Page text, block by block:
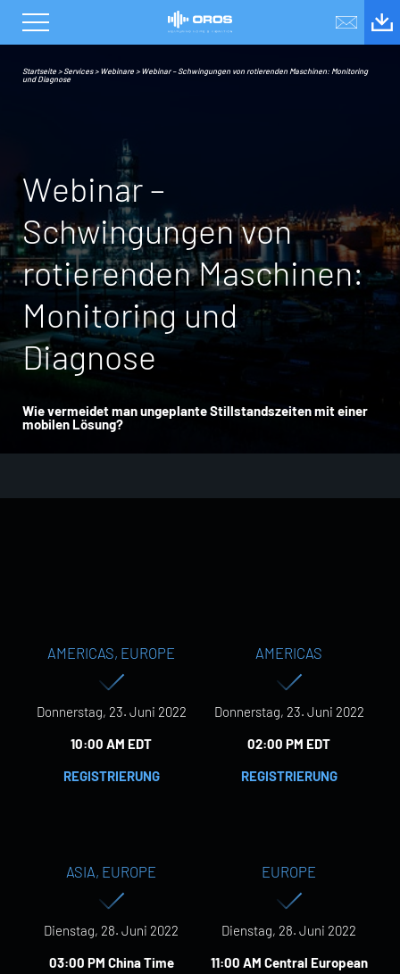
Startseite >Services>Webinare >Webinar – Schwingungen von rotierenden Maschinen: Monitoring
und Diagnose
Webinar–
Schwingungenvon
rotierendenMaschinen:
Monitoring und
Diagnose
Wie vermeidet man ungeplante Stillstandszeiten mit einer
mobilen Lösung?
AMERICAS, EUROPE
Donnerstag, 23. Juni 2022
10:00 AM EDT
REGISTRIERUNG
AMERICAS
Donnerstag, 23. Juni 2022
02:00 PM EDT
REGISTRIERUNG
ASIA, EUROPE
Dienstag, 28. Juni 2022
03:00 PM China Time
EUROPE
Dienstag, 28. Juni 2022
11:00 AM Central European